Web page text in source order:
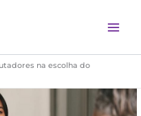
na escolha do